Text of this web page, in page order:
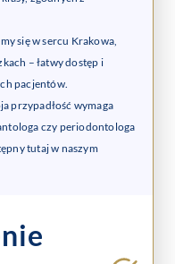
się w sercu Krakowa,
– łatwy dostęp i
pacjentów.
przypadłość wymaga
czy periodontologa
tutaj w naszym